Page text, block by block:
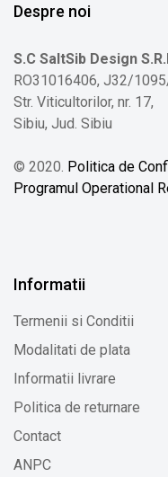
Despre noi
S.C SaltSib Design
RO31016406, J32/
Str. Viticultorilor, nr. 17,
Sibiu, Jud. Sibiu
© 2020. Politica de
Programul Operational
Informatii
Termenii si Conditii
Modalitati de plata
Informatii livrare
Politica de returnare
Contact
ANPC